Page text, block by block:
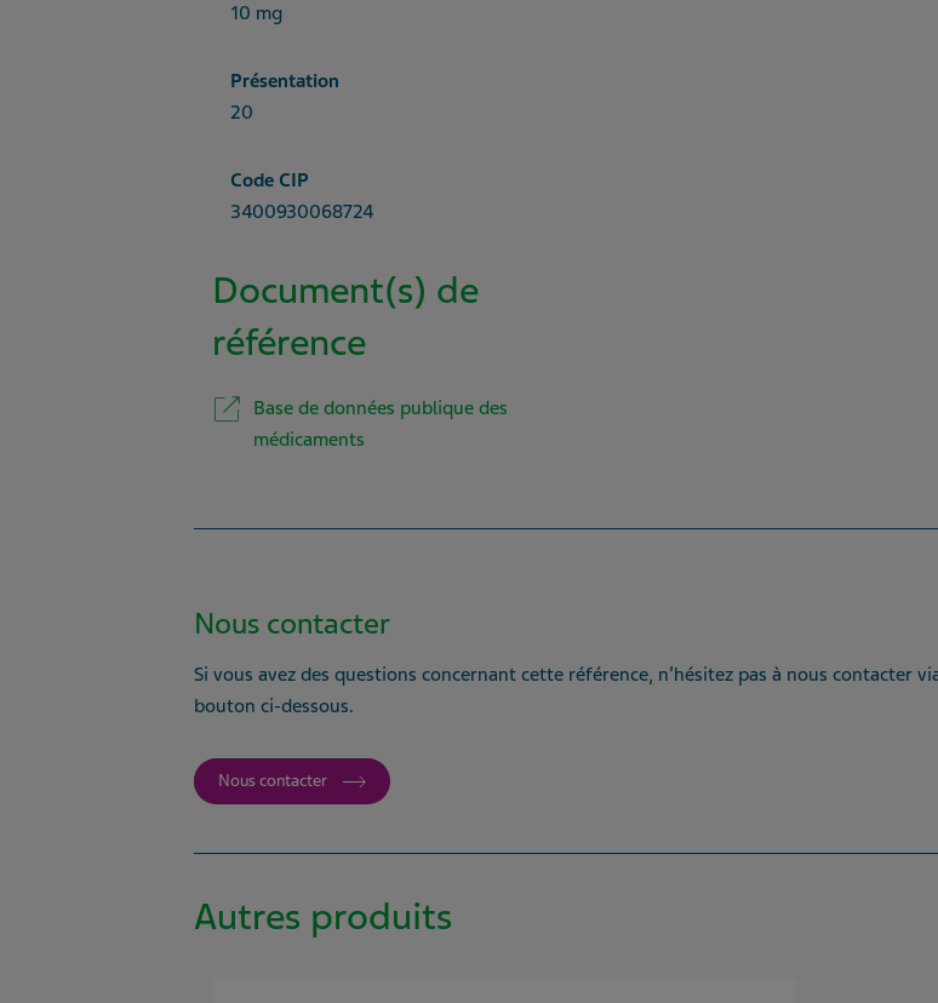
10 mg
Présentation
20
Code CIP
3400930068724
Document(s) de
référence
Base de données publique des
médicaments
Nous contacter
Si vous avez des questions concernant cette référence, n’hésitez pas à nous contacter
bouton ci-dessous.
Nous contacter
Autres produits